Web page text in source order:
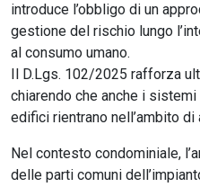
introduce l’obbligo di un
gestione del rischio lungo
al consumo umano.
Il D.Lgs. 102/2025 rafforza
chiarendo che anche i
edifici rientrano nell’ambito
Nel contesto condominiale,
delle parti comuni